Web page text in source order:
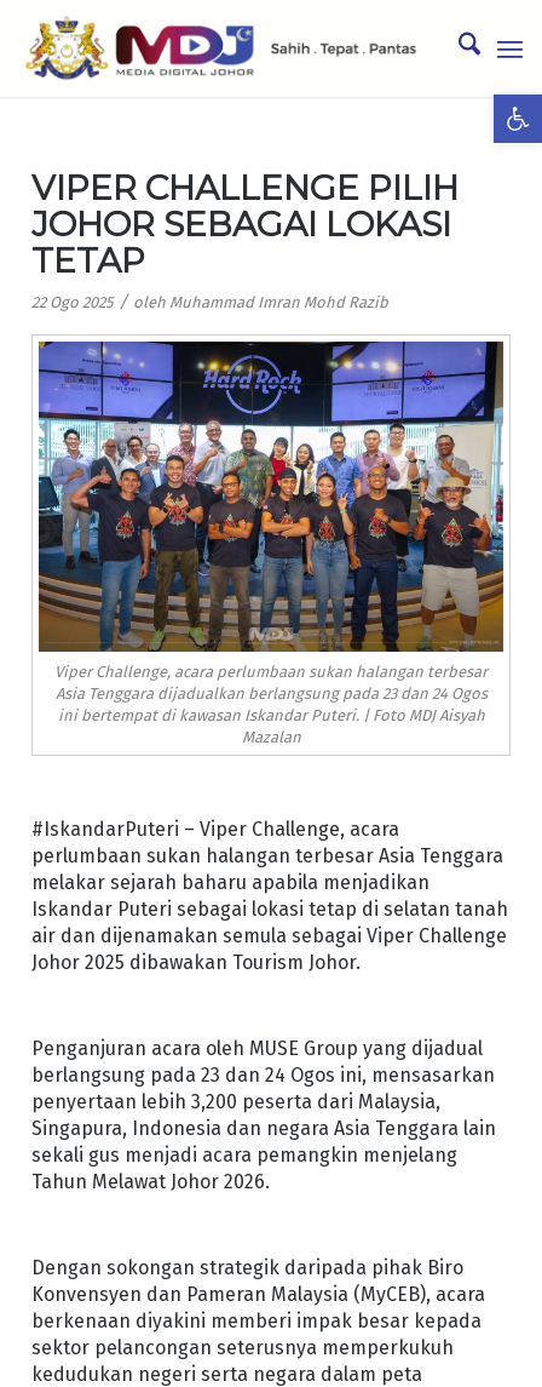
VIPER CHALLENGE PILIH
JOHOR SEBAGAI LOKASI
TETAP
22 Ogo 2025 / oleh Muhammad Imran Mohd Razib
Viper Challenge, acara perlumbaan sukan halangan terbesar
Asia Tenggara dijadualkan berlangsung pada 23 dan 24 Ogos
ini bertempat di kawasan Iskandar Puteri. | Foto MDJ Aisyah
Mazalan
#IskandarPuteri – Viper Challenge, acara
perlumbaan sukan halangan terbesar Asia Tenggara
melakar sejarah baharu apabila menjadikan
Iskandar Puteri sebagai lokasi tetap di selatan tanah
air dan dijenamakan semula sebagai Viper Challenge
Johor 2025 dibawakan Tourism Johor.
Penganjuran acara oleh MUSE Group yang dijadual
berlangsung pada 23 dan 24 Ogos ini, mensasarkan
penyertaan lebih 3,200 peserta dari Malaysia,
Singapura, Indonesia dan negara Asia Tenggara lain
sekali gus menjadi acara pemangkin menjelang
Tahun Melawat Johor 2026.
Dengan sokongan strategik daripada pihak Biro
Konvensyen dan Pameran Malaysia (MyCEB), acara
berkenaan diyakini memberi impak besar kepada
sektor pelancongan seterusnya memperkukuh
kedudukan negeri serta negara dalam peta